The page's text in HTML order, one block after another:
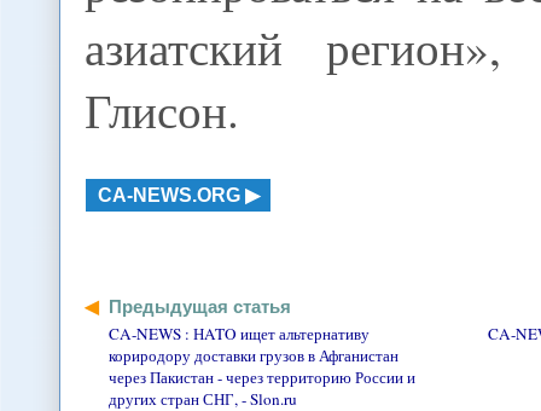
азиатский
Глисон.
CA-NEWS.ORG
Предыдущая статья
CA-NEWS : НATO ищет альтернативу
кориродору доставки грузов в Афганистан
через Пакистан - через территорию России и
других стран СНГ, - Slon.ru
CA-